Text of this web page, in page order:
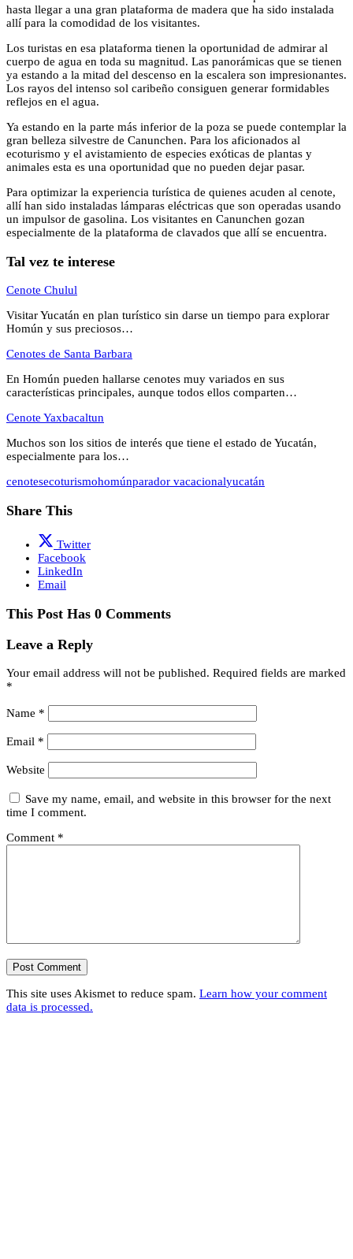
hasta llegar a una gran plataforma de madera que ha sido instalada
allí para la comodidad de los visitantes.
Los turistas en esa plataforma tienen la oportunidad de admirar al
cuerpo de agua en toda su magnitud. Las panorámicas que se tienen
ya estando a la mitad del descenso en la escalera son impresionantes.
Los rayos del intenso sol caribeño consiguen generar formidables
reflejos en el agua.
Ya estando en la parte más inferior de la poza se puede contemplar la
gran belleza silvestre de Canunchen. Para los aficionados al
ecoturismo y el avistamiento de especies exóticas de plantas y
animales esta es una oportunidad que no pueden dejar pasar.
Para optimizar la experiencia turística de quienes acuden al cenote,
allí han sido instaladas lámparas eléctricas que son operadas usando
un impulsor de gasolina. Los visitantes en Canunchen gozan
especialmente de la plataforma de clavados que allí se encuentra.
Tal vez te interese
Cenote Chulul
Visitar Yucatán en plan turístico sin darse un tiempo para explorar
Homún y sus preciosos…
Cenotes de Santa Barbara
En Homún pueden hallarse cenotes muy variados en sus
características principales, aunque todos ellos comparten…
Cenote Yaxbacaltun
Muchos son los sitios de interés que tiene el estado de Yucatán,
especialmente para los…
cenotesecoturismohomúnparador vacacionalyucatán
Share This
Twitter
Facebook
LinkedIn
Email
This Post Has 0 Comments
Leave a Reply
Your email address will not be published. Required fields are marked
*
Name *
Email *
Website
Save my name, email, and website in this browser for the next
time I comment.
Comment *
This site uses Akismet to reduce spam. Learn how your comment
data is processed.